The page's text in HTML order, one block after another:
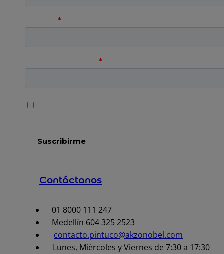
Contáctanos
01 8000 111 247
Medellín 604 325 2523
contacto.pintuco@akzonobel.com
Lunes, Miércoles y Viernes de 7:30 a 17:30